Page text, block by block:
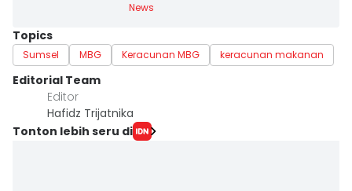
News
Topics
Sumsel MBG Keracunan MBG keracunan makanan
Editorial Team
Editor
Hafidz Trijatnika
Tonton lebih seru di